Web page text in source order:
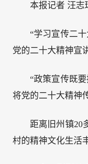
本报记者 汪志
“学习宣传二
党的二十大精神宣
“政策宣传既
将党的二十大精神
距离旧州镇20
村的精神文化生活